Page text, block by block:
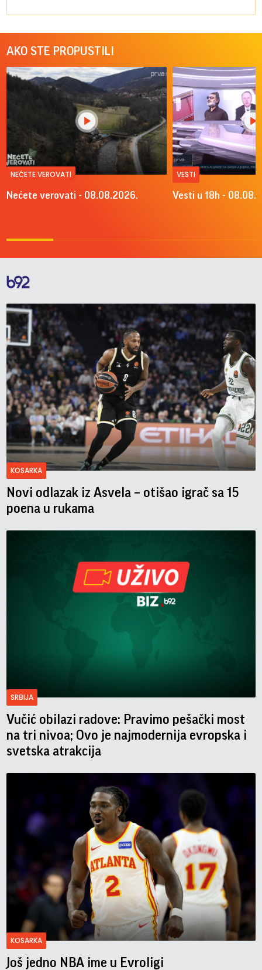
AKO STE PROPUSTILI
NEĆETE VEROVATI
Nećete verovati - 08.08.2026.
VESTI
Vesti u 18h -
KOSARKA
Novi odlazak iz Asvela – otišao igrač sa 15
poena u rukama
SRBIJA
Vučić obilazi radove: Pravimo pešački most
na tri nivoa; Ovo je najmodernija evropska i
svetska atrakcija
KOSARKA
Još jedno NBA ime u Evroligi